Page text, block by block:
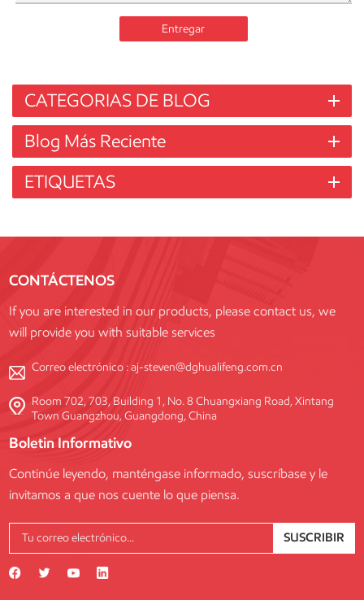
Entregar
CATEGORIAS DE BLOG
Blog Más Reciente
ETIQUETAS
CONTÁCTENOS
If you are interested in our products, please contact us, we
will provide you with suitable services
Correo electrónico :aj-steven@dghualifeng.com.cn
Room 702, 703, Building 1, No. 8 Chuangxiang Road, Xintang
Town Guangzhou, Guangdong, China
Boletin Informativo
Continúe leyendo, manténgase informado, suscríbase y le
invitamos a que nos cuente lo que piensa.
SUSCRIBIR